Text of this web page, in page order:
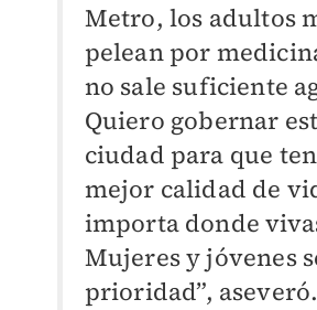
Metro, los adultos
pelean por
no sale suficiente
Quiero gobernar
ciudad para que
mejor calidad de
importa donde
Mujeres y jóvenes
prioridad”, aseveró.